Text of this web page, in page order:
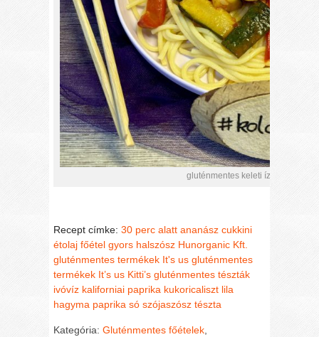
gluténmentes keleti ízvilágú
Recept címke:30 perc alatt ananász cukkini
étolaj főétel gyors halszósz Hunorganic Kft.
gluténmentes termékek It's us gluténmentes
termékek It’s us Kitti’s gluténmentes tészták
ivóvíz kaliforniai paprika kukoricaliszt lila
hagyma paprika só szójaszósz tészta
Kategória:Gluténmentes főételek,